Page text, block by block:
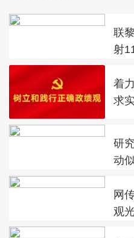
联
射
着
求
研
动
网
观